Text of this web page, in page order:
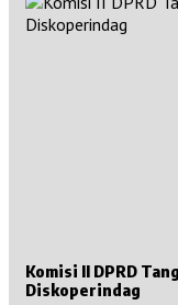
Komisi II DPRD
Diskoperindag